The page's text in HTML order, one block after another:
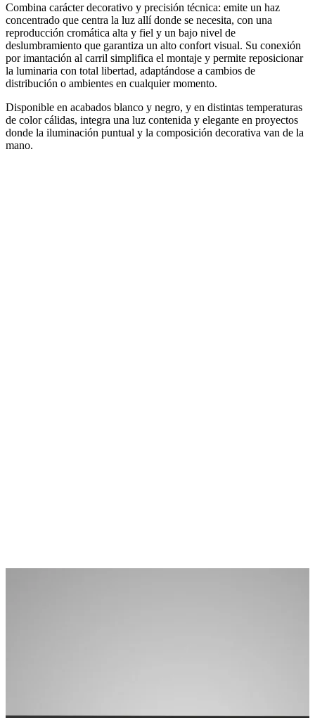
Combina carácter decorativo y precisión técnica: emite un haz
concentrado que centra la luz allí donde se necesita, con una
reproducción cromática alta y fiel y un bajo nivel de
deslumbramiento que garantiza un alto confort visual. Su conexión
por imantación al carril simplifica el montaje y permite reposicionar
la luminaria con total libertad, adaptándose a cambios de
distribución o ambientes en cualquier momento.
Disponible en acabados blanco y negro, y en distintas temperaturas
de color cálidas, integra una luz contenida y elegante en proyectos
donde la iluminación puntual y la composición decorativa van de la
mano.